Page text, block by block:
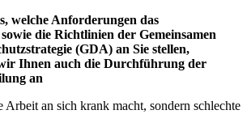
welche Anforderungen das
die Richtlinien der Gemeinsamen
(GDA) an Sie stellen,
Ihnen auch die Durchführung der
an
Arbeit an sich krank macht, sondern schlechte